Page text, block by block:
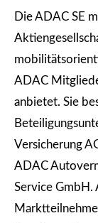
Die ADAC SE
ADAC
anbietet. Sie
Versicherung
ADAC
Service GmbH.